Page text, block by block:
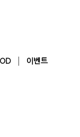
이벤트